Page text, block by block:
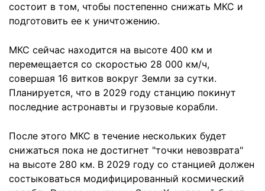
состоит в том, чтобы постепенно снижать МКС и
подготовить ее к уничтожению.
МКС сейчас находится на высоте 400 км и
перемещается со скоростью 28 000 км/ч,
совершая 16 витков вокруг Земли за сутки.
Планируется, что в 2029 году станцию покинут
последние астронавты и грузовые корабли.
После этого МКС в течение нескольких будет
снижаться пока не достигнет "точки невозврата"
на высоте 280 км. В 2029 году со станцией должен
состыковаться модифицированный космический